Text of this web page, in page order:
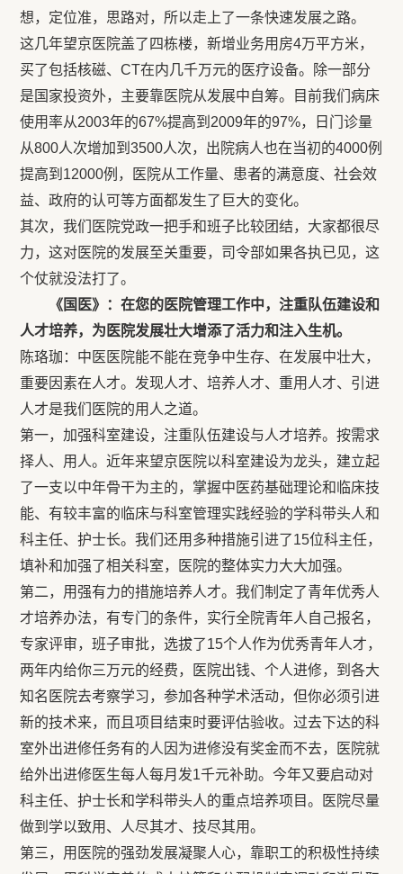
想，定位准，思路对，所以走上了一条快速发展之路。
这几年望京医院盖了四栋楼，新增业务用房4万平方米，
买了包括核磁、CT在内几千万元的医疗设备。除一部分
是国家投资外，主要靠医院从发展中自筹。目前我们病床
使用率从2003年的67%提高到2009年的97%，日门诊量
从800人次增加到3500人次，出院病人也在当初的4000例
提高到12000例，医院从工作量、患者的满意度、社会效
益、政府的认可等方面都发生了巨大的变化。
其次，我们医院党政一把手和班子比较团结，大家都很尽
力，这对医院的发展至关重要，司令部如果各执已见，这
个仗就没法打了。
《国医》：在您的医院管理工作中，注重队伍建设和
人才培养，为医院发展壮大增添了活力和注入生机。
陈珞珈：中医医院能不能在竞争中生存、在发展中壮大，
重要因素在人才。发现人才、培养人才、重用人才、引进
人才是我们医院的用人之道。
第一，加强科室建设，注重队伍建设与人才培养。按需求
择人、用人。近年来望京医院以科室建设为龙头，建立起
了一支以中年骨干为主的，掌握中医药基础理论和临床技
能、有较丰富的临床与科室管理实践经验的学科带头人和
科主任、护士长。我们还用多种措施引进了15位科主任，
填补和加强了相关科室，医院的整体实力大大加强。
第二，用强有力的措施培养人才。我们制定了青年优秀人
才培养办法，有专门的条件，实行全院青年人自己报名，
专家评审，班子审批，选拔了15个人作为优秀青年人才，
两年内给你三万元的经费，医院出钱、个人进修，到各大
知名医院去考察学习，参加各种学术活动，但你必须引进
新的技术来，而且项目结束时要评估验收。过去下达的科
室外出进修任务有的人因为进修没有奖金而不去，医院就
给外出进修医生每人每月发1千元补助。今年又要启动对
科主任、护士长和学科带头人的重点培养项目。医院尽量
做到学以致用、人尽其才、技尽其用。
第三，用医院的强劲发展凝聚人心，靠职工的积极性持续